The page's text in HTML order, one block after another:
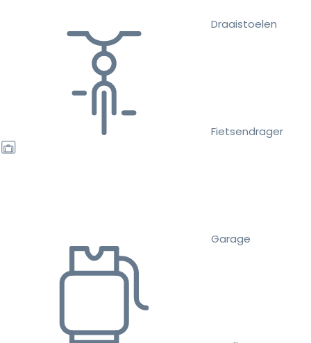
Draaistoelen
Fietsendrager
Garage